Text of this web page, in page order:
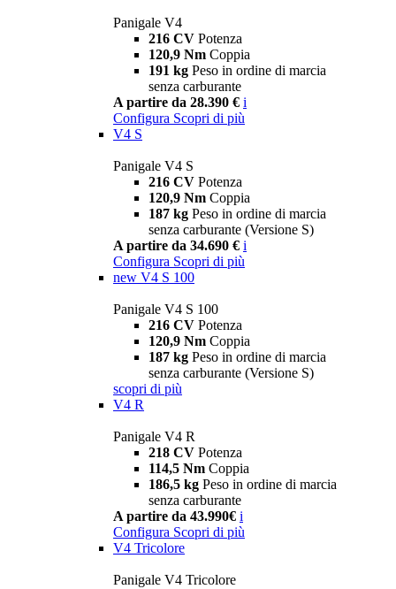
Panigale V4
216 CV Potenza
120,9 Nm Coppia
191 kg Peso in ordine di marcia
senza carburante
A partire da 28.390 € i
Configura Scopri di più
V4 S
Panigale V4 S
216 CV Potenza
120,9 Nm Coppia
187 kg Peso in ordine di marcia
senza carburante (Versione S)
A partire da 34.690 € i
Configura Scopri di più
new V4 S 100
Panigale V4 S 100
216 CV Potenza
120,9 Nm Coppia
187 kg Peso in ordine di marcia
senza carburante (Versione S)
scopri di più
V4 R
Panigale V4 R
218 CV Potenza
114,5 Nm Coppia
186,5 kg Peso in ordine di marcia
senza carburante
A partire da 43.990€ i
Configura Scopri di più
V4 Tricolore
Panigale V4 Tricolore